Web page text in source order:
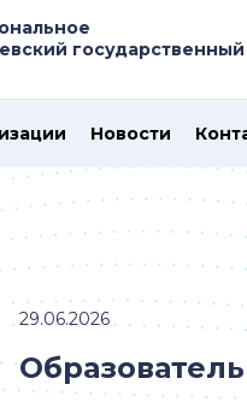
государственный
Новости
29.06.2026